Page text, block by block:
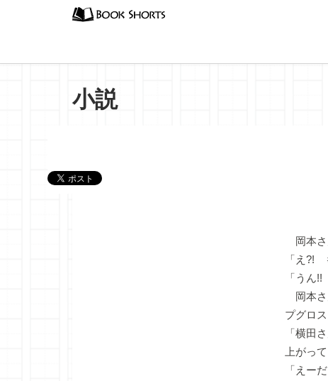
小説
『拡散
岡本さ
「え?!
「うん
岡本さ
プグロス
「横田
上がっ
「えー